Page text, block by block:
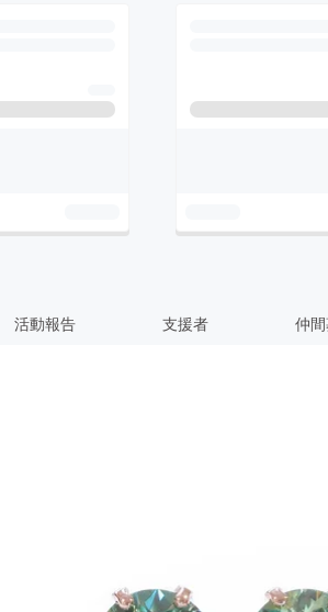
活動報告 支援者 仲